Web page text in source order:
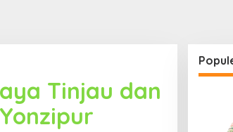
Tinjau dan